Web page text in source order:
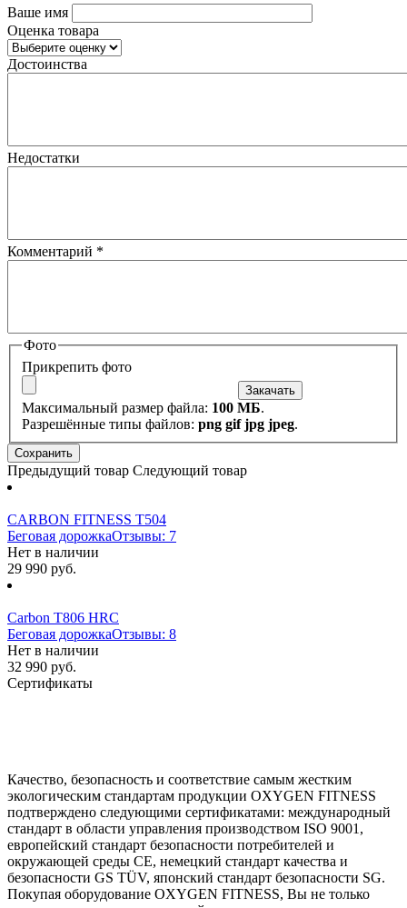
Ваше имя
Оценка товара
Достоинства
Недостатки
Комментарий *
Фото
Прикрепить фото
Максимальный размер файла: 100 МБ.
Разрешённые типы файлов: png gif jpg jpeg.
Предыдущий товар Следующий товар
CARBON FITNESS T504
Беговая дорожкаОтзывы: 7
Нет в наличии
29 990 руб.
Carbon T806 HRC
Беговая дорожкаОтзывы: 8
Нет в наличии
32 990 руб.
Сертификаты
Качество, безопасность и соответствие самым жестким
экологическим стандартам продукции OXYGEN FITNESS
подтверждено следующими сертификатами: международный
стандарт в области управления производством ISO 9001,
европейский стандарт безопасности потребителей и
окружающей среды CE, немецкий стандарт качества и
безопасности GS TÜV, японский стандарт безопасности SG.
Покупая оборудование OXYGEN FITNESS, Вы не только